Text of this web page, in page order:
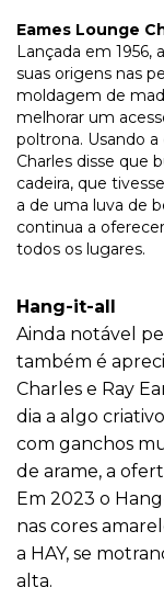
Eames Lounge
Lançada em
suas origens nas
moldagem de
melhorar um
poltrona. Usando
Charles disse que
cadeira, que
a de uma luva de
continua a
todos os lugares.
Hang-it-all
Ainda notável
também é
Charles e Ray
dia a algo
com ganchos
de arame, a
Em 2023 o
nas cores
a HAY, se
alta.